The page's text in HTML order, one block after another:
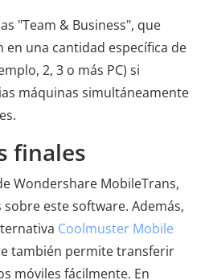
"Team & Business", que
una cantidad específica de
2, 3 o más PC) si
máquinas simultáneamente
finales
Wondershare MobileTrans,
este software. Además,
Coolmuster Mobile
también permite transferir
móviles fácilmente. En